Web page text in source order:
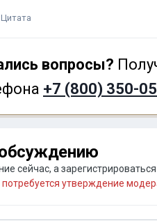
Цитата
вопросы?
+7 (800) 350-
сейчас, а зарегистрироваться
утверждение